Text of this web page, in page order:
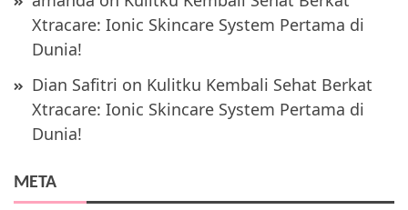
Xtracare: Ionic Skincare System Pertama di
Dunia!
Dian Safitri on Kulitku Kembali Sehat Berkat
Xtracare: Ionic Skincare System Pertama di
Dunia!
META